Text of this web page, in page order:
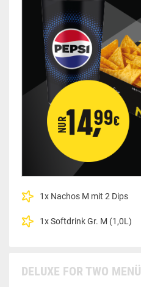
1x Nachos M mit 2 Dips
1x Softdrink Gr. M (1,0L)
DELUXE FOR TWO MENÜ